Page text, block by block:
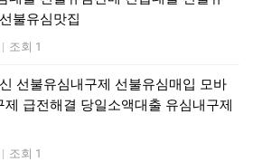
불유심맛집
| 조회 1
선불유심내구제 선불유심매입 모바
급전해결 당일소액대출 유심내구제
| 조회 1